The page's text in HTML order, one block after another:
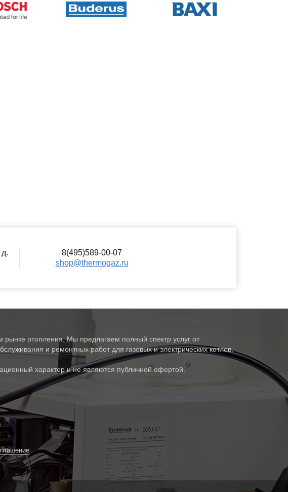
8(495)589-00-07
shop@thermogaz.ru
отопления. Мы предлагаем полный спектр услуг от
и ремонтных работ для газовых и электрических котлов.
характер и не являются публичной офертой.